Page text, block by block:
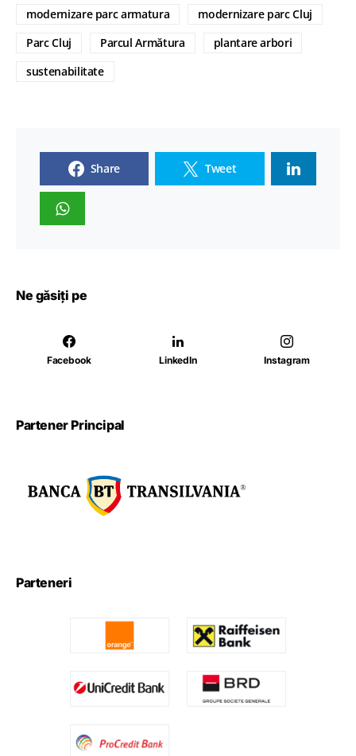
modernizare parc armatura
modernizare parc Cluj
Parc Cluj
Parcul Armătura
plantare arbori
sustenabilitate
Share Tweet
Ne găsiți pe
Facebook LinkedIn Instagram
Partener Principal
Parteneri